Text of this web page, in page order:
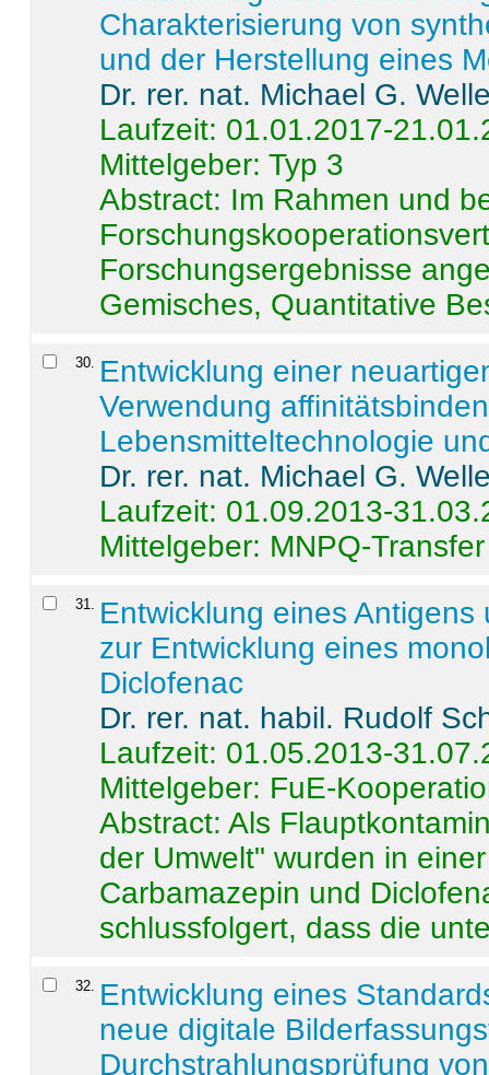
Charakterisierung von
und der Herstellung eines
Dr. rer. nat. Michael G.
Laufzeit: 01.01.2017-
Mittelgeber: Typ 3
Abstract: Im Rahmen und
Forschungsergebnisse
Gemisches, Quantitative
30. Entwicklung einer
Verwendung
Lebensmitteltechnologie
Dr. rer. nat. Michael G.
Laufzeit: 01.09.2013-
Mittelgeber: MNPQ-Transfer
31. Entwicklung eines
zur Entwicklung eines
Diclofenac
Dr. rer. nat. habil. Rudolf
Laufzeit: 01.05.2013-
Mittelgeber: FuE-
Abstract:Als
der Umwelt" wurden in
Carbamazepin und
schlussfolgert, dass die
32. Entwicklung eines
neue digitale
Durchstrahlungsprüfung